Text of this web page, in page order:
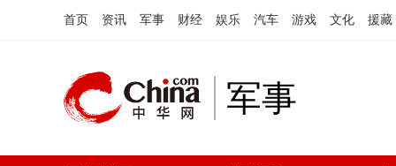
首页 资讯 军事 财经 娱乐 汽车 游戏 文化 援藏
军事